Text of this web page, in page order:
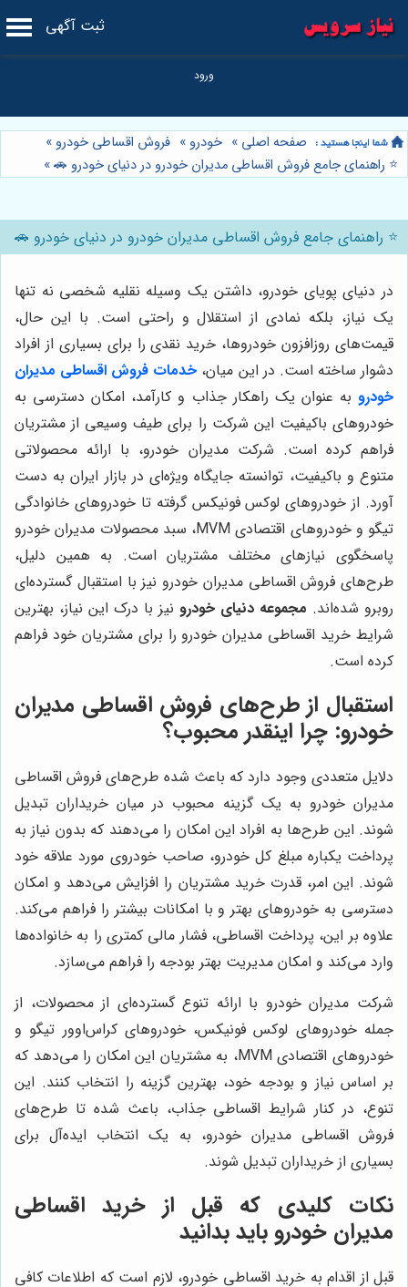
ثبت آگهی
صفحه اصلی » خودرو » فروش اقساطی خودرو »
⭐️ راهنمای جامع فروش اقساطی مدیران خودرو در دنیای خودرو 🚗»
⭐️ راهنمای جامع فروش اقساطی مدیران خودرو در دنیای خودرو 🚗
در دنیای پویای خودرو، داشتن یک وسیله نقلیه شخصی نه تنها
یک نیاز، بلکه نمادی از استقلال و راحتی است. با این حال،
قیمت‌های روزافزون خودروها، خرید نقدی را برای بسیاری از افراد
دشوار ساخته است. در این میان، خدمات فروش اقساطی مدیران
خودرو به عنوان یک راهکار جذاب و کارآمد، امکان دسترسی به
خودروهای باکیفیت این شرکت را برای طیف وسیعی از مشتریان
فراهم کرده است. شرکت مدیران خودرو، با ارائه محصولاتی
متنوع و باکیفیت، توانسته جایگاه ویژه‌ای در بازار ایران به دست
آورد. از خودروهای لوکس فونیکس گرفته تا خودروهای خانوادگی
تیگو و خودروهای اقتصادی MVM، سبد محصولات مدیران خودرو
پاسخگوی نیازهای مختلف مشتریان است. به همین دلیل،
طرح‌های فروش اقساطی مدیران خودرو نیز با استقبال گسترده‌ای
روبرو شده‌اند. مجموعه دنیای خودرو نیز با درک این نیاز، بهترین
شرایط خرید اقساطی مدیران خودرو را برای مشتریان خود فراهم
کرده است.
استقبال از طرح‌های فروش اقساطی مدیران
خودرو: چرا اینقدر محبوب؟
دلایل متعددی وجود دارد که باعث شده طرح‌های فروش اقساطی
مدیران خودرو به یک گزینه محبوب در میان خریداران تبدیل
شوند. این طرح‌ها به افراد این امکان را می‌دهند که بدون نیاز به
پرداخت یکباره مبلغ کل خودرو، صاحب خودروی مورد علاقه خود
شوند. این امر، قدرت خرید مشتریان را افزایش می‌دهد و امکان
دسترسی به خودروهای بهتر و با امکانات بیشتر را فراهم می‌کند.
علاوه بر این، پرداخت اقساطی، فشار مالی کمتری را به خانواده‌ها
وارد می‌کند و امکان مدیریت بهتر بودجه را فراهم می‌سازد.
شرکت مدیران خودرو با ارائه تنوع گسترده‌ای از محصولات، از
جمله خودروهای لوکس فونیکس، خودروهای کراس‌اوور تیگو و
خودروهای اقتصادی MVM، به مشتریان این امکان را می‌دهد که
بر اساس نیاز و بودجه خود، بهترین گزینه را انتخاب کنند. این
تنوع، در کنار شرایط اقساطی جذاب، باعث شده تا طرح‌های
فروش اقساطی مدیران خودرو، به یک انتخاب ایده‌آل برای
بسیاری از خریداران تبدیل شوند.
نکات کلیدی که قبل از خرید اقساطی
مدیران خودرو باید بدانید
قبل از اقدام به خرید اقساطی خودرو، لازم است که اطلاعات کافی